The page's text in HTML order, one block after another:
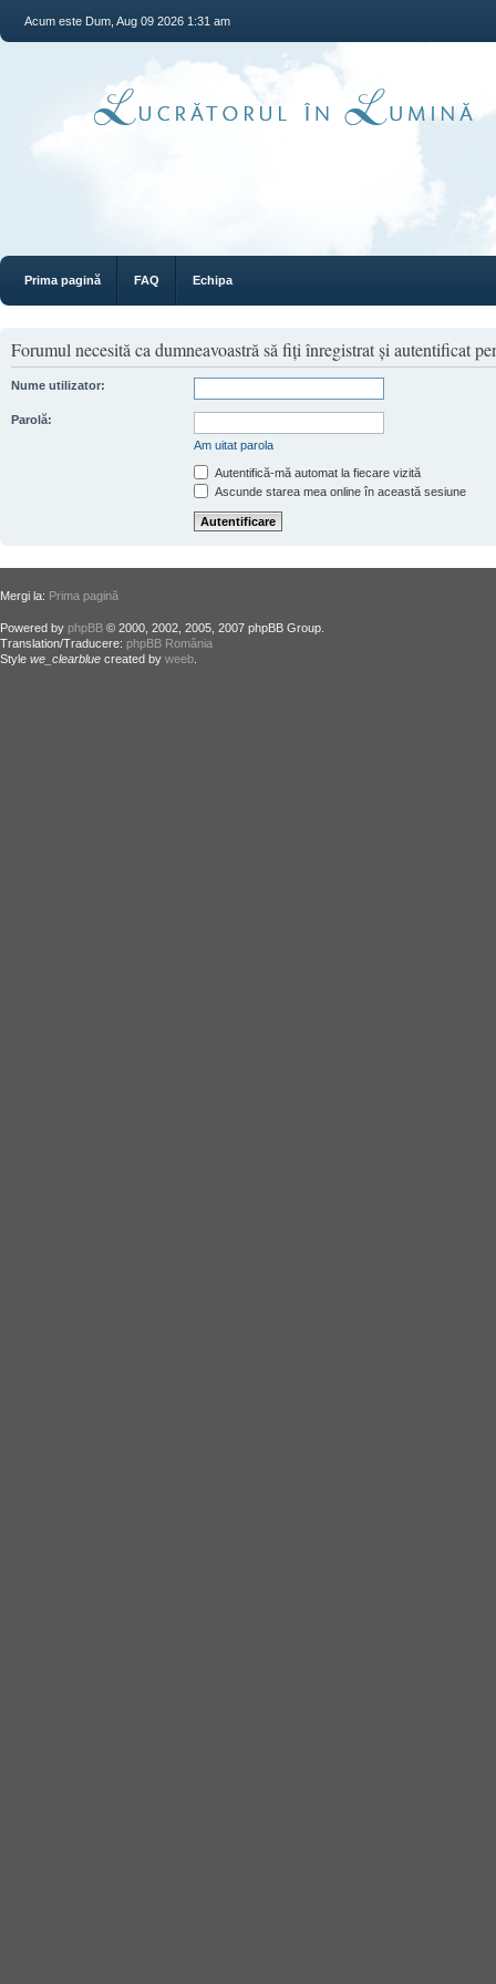
Acum este Dum, Aug 09 2026 1:31 am
Prima pagină FAQ Echipa
Forumul necesită ca dumneavoastră să fiţi înregistrat şi autentificat
Nume utilizator:
Parolă:
Am uitat parola
Autentifică-mă automat la fiecare vizită
Ascunde starea mea online în această sesiune
Mergi la: Prima pagină
Powered by phpBB © 2000, 2002, 2005, 2007 phpBB Group.
Translation/Traducere: phpBB România
Style we_clearblue created by weeb